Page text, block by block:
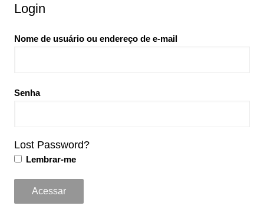
Login
Nome de usuário ou endereço de e-mail
Senha
Lost Password?
Lembrar-me